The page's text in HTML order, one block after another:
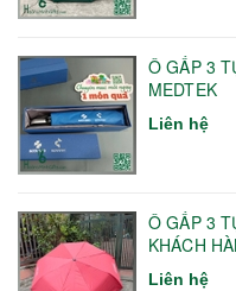
Ô GẤP 3
MEDTEK
Liên hệ
Ô GẤP 3
KHÁCH
Liên hệ